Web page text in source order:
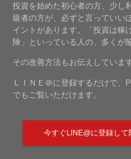
投資を始めた初心者の方、少し
級者の方が、必ずと言っていい
イントがあります。「投資は稼
険」といっている人の、多くが
その改善方法もお伝えしています
ＬＩＮＥ＠に登録するだけで、
でもご覧いただけます。
今すぐLINE@に登録して